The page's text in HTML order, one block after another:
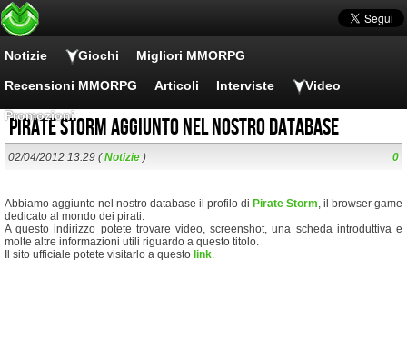
Notizie Giochi Migliori MMORPG
Recensioni MMORPG Articoli Interviste Video
Promozioni
Pirate Storm aggiunto nel nostro database
02/04/2012 13:29 (Notizie ) 0
Abbiamo aggiunto nel nostro database il profilo di Pirate Storm, il browser game
dedicato al mondo dei pirati.
A questo indirizzo potete trovare video, screenshot, una scheda introduttiva e
molte altre informazioni utili riguardo a questo titolo.
Il sito ufficiale potete visitarlo a questo link.